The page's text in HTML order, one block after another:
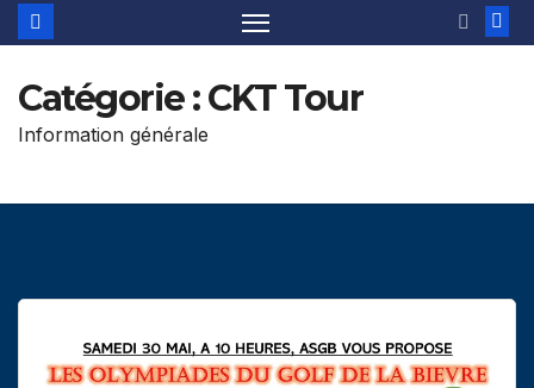
Catégorie :CKT Tour
Information générale